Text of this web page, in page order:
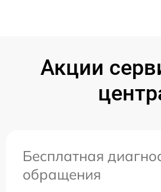
Акции
Бесплатная
обращения